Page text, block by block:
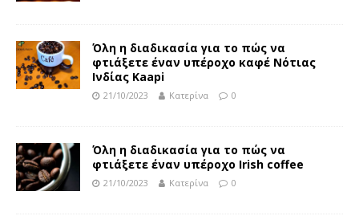
Όλη η διαδικασία για το πώς να
φτιάξετε έναν υπέροχο καφέ Νότιας
Ινδίας Kaapi
21/10/2023 Κατερίνα 0
Όλη η διαδικασία για το πώς να
φτιάξετε έναν υπέροχο Irish coffee
21/10/2023 Κατερίνα 0